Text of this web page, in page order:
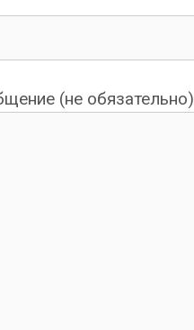
(не обязательно)